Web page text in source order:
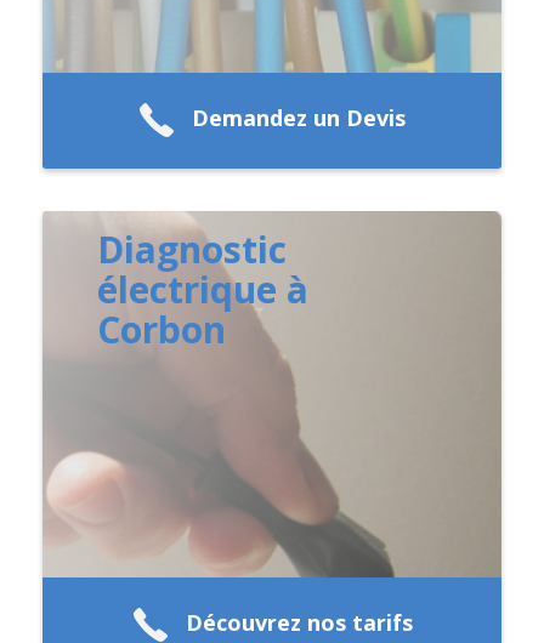
Demandez un Devis
Diagnostic
électrique à
Corbon
Découvrez nos tarifs